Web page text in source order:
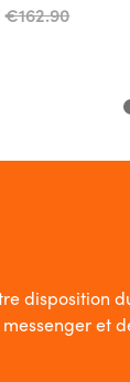
€162.90
disposition
et